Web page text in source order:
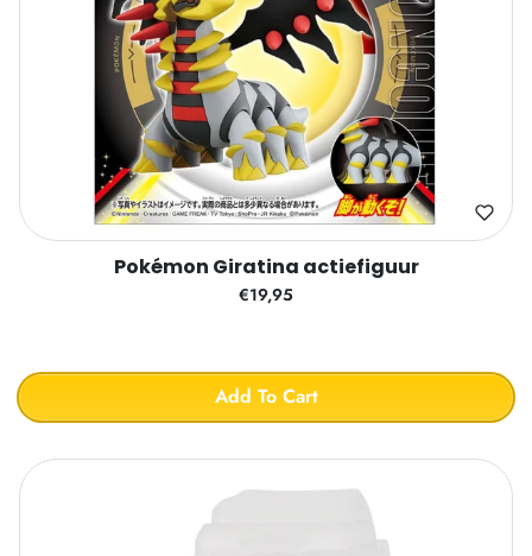
Pokémon Giratina actiefiguur
€19,95
Add To Cart